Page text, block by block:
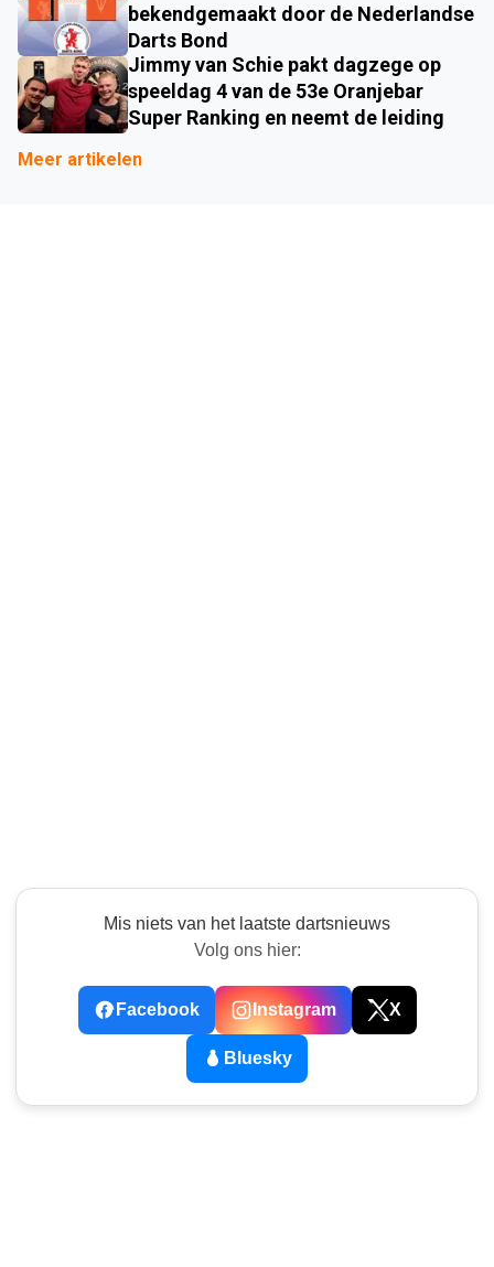
bekendgemaakt door de Nederlandse
Darts Bond
Jimmy van Schie pakt dagzege op
speeldag 4 van de 53e Oranjebar
Super Ranking en neemt de leiding
Meer artikelen
Mis niets van het laatste dartsnieuws
Volg ons hier:
Facebook Instagram X
Bluesky